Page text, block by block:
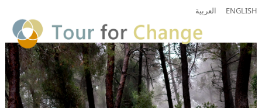
ENGLISH العربية